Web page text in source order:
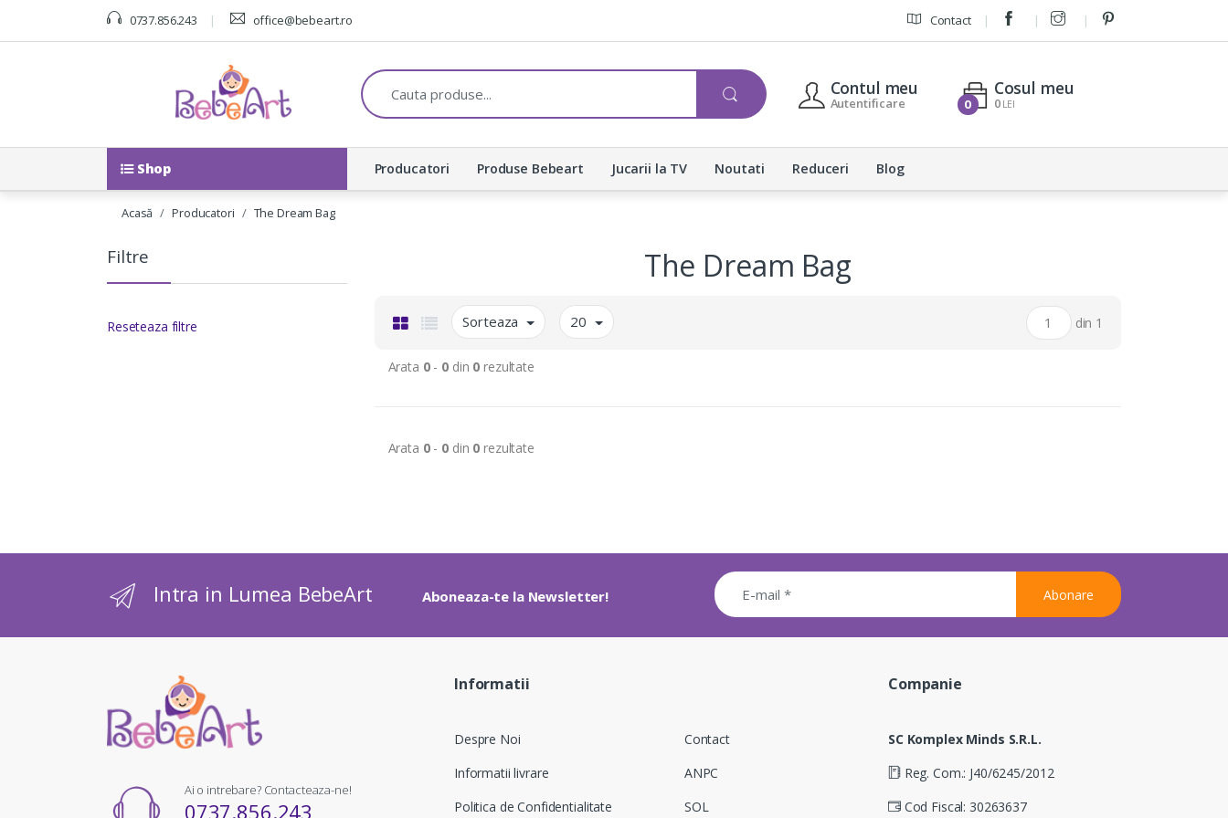
0737.856.243 office@bebeart.ro Contact
C
a
u
Cosul meu
0 0 LEI
Contul meu
Autentificare
Shop Producatori Produse Bebeart Jucarii la TV Noutati Reduceri Blog
Acasă Producatori The Dream Bag
The Dream Bag
Sorteaza 20 din 1
Arata 0- 0 din 0 rezultate
Arata 0- 0 din 0 rezultate
Filtre
Reseteaza filtre
Intra in Lumea BebeArt Aboneaza-te la Newsletter! Abonare
Ai o intrebare? Contacteaza-ne!
0737.856.243
Informatii
Despre Noi
Informatii livrare
Politica de Confidentialitate
Contact
ANPC
SOL
Companie
SC Komplex Minds S.R.L.
Reg. Com.: J40/6245/2012
Cod Fiscal: 30263637